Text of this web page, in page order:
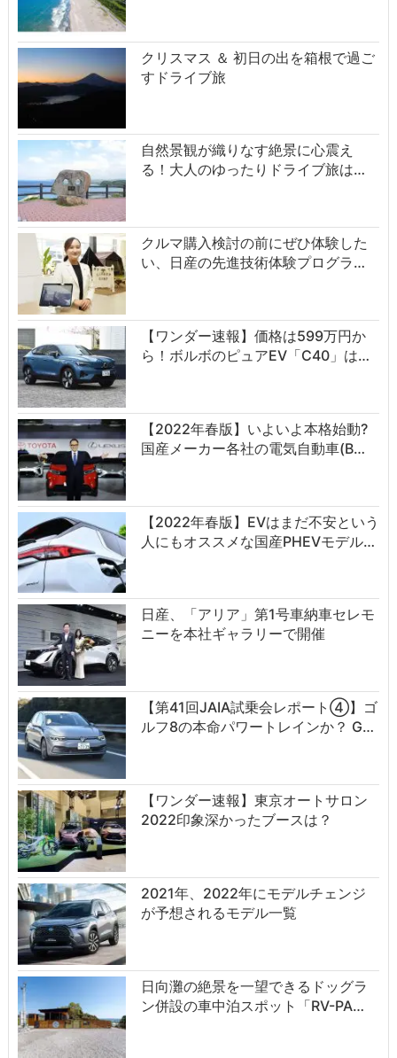
クリスマス ＆ 初日の出を箱根で過ご
すドライブ旅
自然景観が織りなす絶景に心震え
る！大人のゆったりドライブ旅は…
クルマ購入検討の前にぜひ体験した
い、日産の先進技術体験プログラ…
【ワンダー速報】価格は599万円か
ら！ボルボのピュアEV「C40」は…
【2022年春版】いよいよ本格始動?
国産メーカー各社の電気自動車(B…
【2022年春版】EVはまだ不安という
人にもオススメな国産PHEVモデル…
日産、「アリア」第1号車納車セレモ
ニーを本社ギャラリーで開催
【第41回JAIA試乗会レポート④】ゴ
ルフ8の本命パワートレインか？ G…
【ワンダー速報】東京オートサロン
2022印象深かったブースは？
2021年、2022年にモデルチェンジ
が予想されるモデル一覧
日向灘の絶景を一望できるドッグラ
ン併設の車中泊スポット「RV-PA…